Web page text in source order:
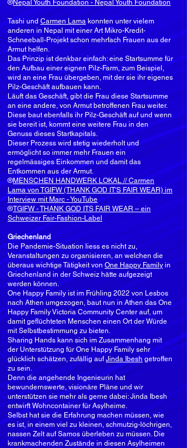
®Nepal Youth Foundation - Nepal Youth Foundation
Tashi und Carmen Lama konnten unter vielem
anderen in Nepal mit einer Art Mikro-Kredit-
Schneeball-Projekt schon mehrfach Frauen aus der
Armut helfen.
Das Prinzip ist denkbar einfach: eine Startsumme für
den Aufbau einer eignen Pilz-Farm, zum Beispiel,
wird an eine Frau übergeben, mit der sie ihr eigenes
Pilz-Geschäft aufbauen kann.
Läuft das Geschäft, gibt die Frau diese Startsumme
an eine andere, von Armut betroffenen Frau weiter.
Diese baut ebenfalls ihr Pilz-Geschäft auf und wenn
sie bereit ist, kommt eine weitere Frau in den
Genuss dieses Startkapitals.
Dieser Prozess wird stetig wiederholt und
ermöglicht so immer mehr Frauen ein
regelmässiges Einkommen und damit das
Entkommen aus der Armut.
®MENSCHEN HANDWERK LOKAL // Carmen
Lama von TGIFW (THANK GOD IT'S FAIR WEAR) im
Interview mit Marc - YouTube
®TGIFW - THANK GOD ITS FAIR WEAR – ein
Schweizer Fair-Fashion-Label
Griechenland
Die Pandemie-Situation liess es nicht zu,
Veranstaltungen zu organisieren, an welchen die
überaus wichtige Tätigkeit von One Happy Family in
Griechenland in der Schweiz hätte aufgezeigt
werden können.
One Happy Family ist im Frühling 2022 von Lesbos
nach Athen umgezogen, baut nun in Athen das One
Happy Family Victoria Community Center auf, um
damit geflüchteten Menschen einen Ort der Würde
mit Selbstbestimmung zu bieten.
Sharing Hands kann sich im Zusammenhang mit
der Unterstützung für One Happy Family sehr
glücklich schätzen, zufällig aufJinda Ibesh getroffen
zu sein.
Denn die angehende Ingenieurin hat
bewundernswerte, visionäre Pläne und wir
unterstützen sie mehr als gerne dabei: Jinda Ibesh
entwirft Wohncontainer für Asylheime.
Selbst hat sie die Erfahrung machen müssen, wie
es ist, in einem viel zu kleinen, schmutzig-löchrigen,
nassen Zelt auf Samos überleben zu müssen. Die
krankmachenden Zustände in diesen Asylheimen